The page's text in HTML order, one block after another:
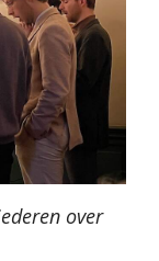
over